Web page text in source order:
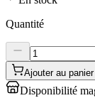
Quantité
Ajouter au panier
Disponibilité